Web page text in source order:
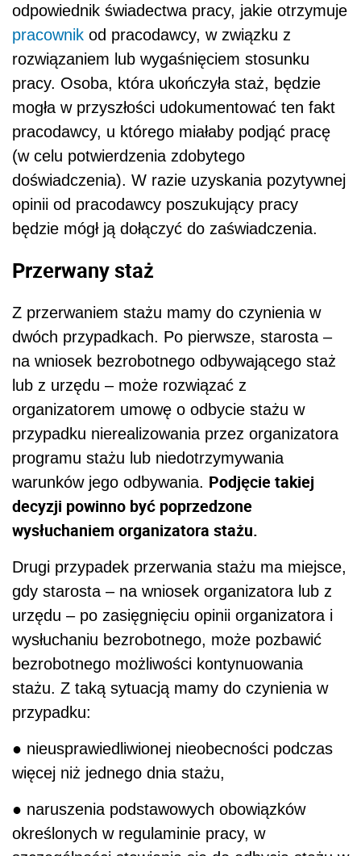
odpowiednik świadectwa pracy, jakie otrzymuje
pracownik od pracodawcy, w związku z
rozwiązaniem lub wygaśnięciem stosunku
pracy. Osoba, która ukończyła staż, będzie
mogła w przyszłości udokumentować ten fakt
pracodawcy, u którego miałaby podjąć pracę
(w celu potwierdzenia zdobytego
doświadczenia). W razie uzyskania pozytywnej
opinii od pracodawcy poszukujący pracy
będzie mógł ją dołączyć do zaświadczenia.
Przerwany staż
Z przerwaniem stażu mamy do czynienia w
dwóch przypadkach. Po pierwsze, starosta –
na wniosek bezrobotnego odbywającego staż
lub z urzędu – może rozwiązać z
organizatorem umowę o odbycie stażu w
przypadku nierealizowania przez organizatora
programu stażu lub niedotrzymywania
warunków jego odbywania. Podjęcie takiej
decyzji powinno być poprzedzone
wysłuchaniem organizatora stażu.
Drugi przypadek przerwania stażu ma miejsce,
gdy starosta – na wniosek organizatora lub z
urzędu – po zasięgnięciu opinii organizatora i
wysłuchaniu bezrobotnego, może pozbawić
bezrobotnego możliwości kontynuowania
stażu. Z taką sytuacją mamy do czynienia w
przypadku:
● nieusprawiedliwionej nieobecności podczas
więcej niż jednego dnia stażu,
● naruszenia podstawowych obowiązków
określonych w regulaminie pracy, w